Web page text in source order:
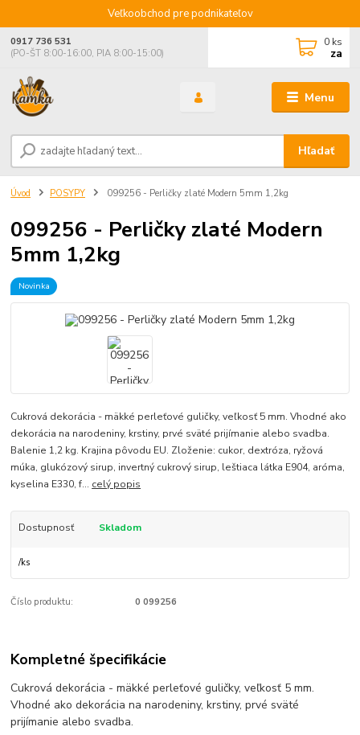
Veľkoobchod pre podnikateľov
Menu
Hľadať
0917 736 531
(PO-ŠT 8:00-16:00, PIA 8:00-15:00)
0 ks
za
Úvod POSYPY 099256 - Perličky zlaté Modern 5mm 1,2kg
099256 - Perličky zlaté Modern
5mm 1,2kg
Novinka
Cukrová dekorácia - mäkké perleťové guličky, veľkosť 5 mm. Vhodné ako
dekorácia na narodeniny, krstiny, prvé sväté prijímanie alebo svadba.
Balenie 1,2 kg. Krajina pôvodu EU. Zloženie: cukor, dextróza, ryžová
múka, glukózový sirup, invertný cukrový sirup, leštiaca látka E904, aróma,
kyselina E330, f... celý popis
Dostupnosť Skladom
/ks
Číslo produktu: 0 099256
Kompletné špecifikácie
Cukrová dekorácia - mäkké perleťové guličky, veľkosť 5 mm.
Vhodné ako dekorácia na narodeniny, krstiny, prvé sväté
prijímanie alebo svadba.